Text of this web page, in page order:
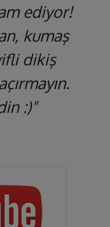
ediyor!
kumaş
dikiş
:)"